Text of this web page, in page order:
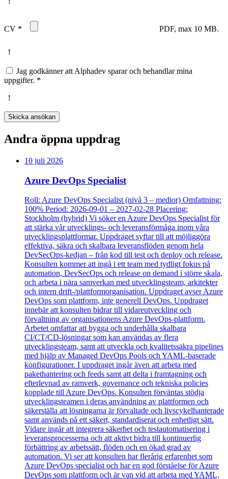
CV * PDF, max 10 MB.
Jag godkänner att Alphadev sparar och behandlar mina
uppgifter. *
Skicka ansökan
Andra öppna uppdrag
10 juli 2026
Azure DevOps Specialist
Roll: Azure DevOps Specialist (nivå 3 – medior) Omfattning:
100% Period: 2026-09-01 – 2027-02-28 Placering:
Stockholm (hybrid) Vi söker en Azure DevOps Specialist för
att stärka vår utvecklings- och leveransförmåga inom våra
utvecklingsplattformar. Uppdraget syftar till att möjliggöra
effektiva, säkra och skalbara leveransflöden genom hela
DevSecOps‑kedjan – från kod till test och deploy och release.
Konsulten kommer att ingå i ett team med tydligt fokus på
automation, DevSecOps och release on demand i större skala,
och arbeta i nära samverkan med utvecklingsteam, arkitekter
och intern drift-/plattformorganisation. Uppdraget avser Azure
DevOps som plattform, inte generell DevOps. Uppdraget
innebär att konsulten bidrar till vidareutveckling och
förvaltning av organisationens Azure DevOps‑plattform.
Arbetet omfattar att bygga och underhålla skalbara
CI/CT/CD‑lösningar som kan användas av flera
utvecklingsteam, samt att utveckla och kvalitetssäkra pipelines
med hjälp av Managed DevOps Pools och YAML‑baserade
konfigurationer. I uppdraget ingår även att arbeta med
pakethantering och feeds samt att delta i framtagning och
efterlevnad av ramverk, governance och tekniska policies
kopplade till Azure DevOps. Konsulten förväntas stödja
utvecklingsteamen i deras användning av plattformen och
säkerställa att lösningarna är förvaltade och livscykelhanterade
samt används på ett säkert, standardiserat och enhetligt sätt.
Vidare ingår att integrera säkerhet och testautomatisering i
leveransprocesserna och att aktivt bidra till kontinuerlig
förbättring av arbetssätt, flöden och en ökad grad av
automation. Vi ser att konsulten har flerårig erfarenhet som
Azure DevOps specialist och har en god förståelse för Azure
DevOps som plattform och är van vid att arbeta med YAML,